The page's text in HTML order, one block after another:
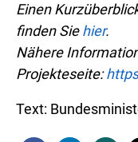
Einen
finden Siehier.
Nähere
Projekteseite:
Text: